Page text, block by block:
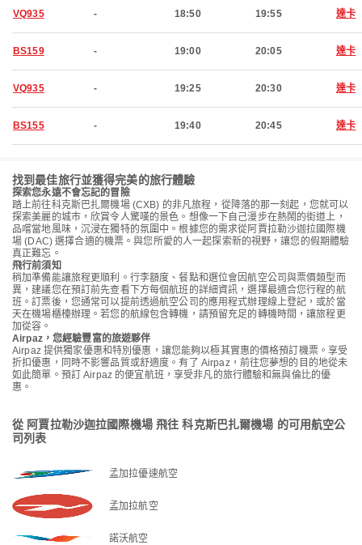
VQ935 - 18:50 19:55 達卡
BS159 - 19:00 20:05 達卡
VQ935 - 19:25 20:30 達卡
BS155 - 19:40 20:45 達卡
找到最佳旅行並獲得完美的旅行體驗
探索您永遠不會忘記的冒險
踏上前往科克斯巴扎爾機場 (CXB) 的非凡旅程，從降落的那一刻起，您就可以
探索美麗的城市，欣賞令人驚嘆的景色。想像一下自己漫步在熱鬧的街道上，
品嚐當地風味，沉浸在獨特的氛圍中。根據您的需求從阿賈拉勒沙迦拉國際機
場 (DAC) 選擇合適的機票。與您所愛的人一起探索新的視野，讓您的假期體驗
真正難忘。
飛行前須知
稍加準備能讓旅程更順利。行李額度、餐點和選位會因航空公司與票價類型而
異，建議您在預訂前先查看下方每個航班的詳細資訊，選擇最適合您行程的航
班。訂票後，您通常可以提前透過航空公司的應用程式辦理線上登記，或於當
天在機場櫃檯辦理。若您的航線包含轉機，請預留充足的轉機時間，讓旅程更
加從容。
Airpaz，您經驗豐富的旅遊夥伴
Airpaz 提供獨家優惠和特別優惠，讓您能夠以極其實惠的價格預訂機票。享受
折扣優惠，同時不影響品質或舒適度。有了 Airpaz，前往您夢想的目的地從未
如此簡單。預訂 Airpaz 的便宜航班，享受非凡的旅行體驗和無與倫比的優
惠。
從 阿賈拉勒沙迦拉國際機場 飛往 科克斯巴扎爾機場 的可用航空公
司列表
孟加拉優速航空
孟加拉航空
諾沃航空